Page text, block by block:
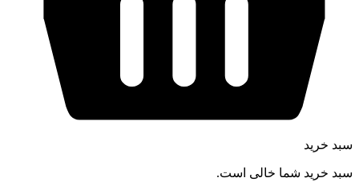
سبد خرید
سبد خرید شما خالی است.